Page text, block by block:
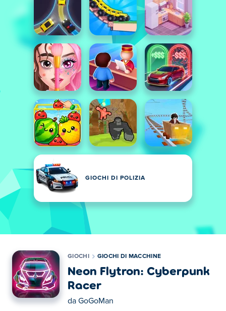
GIOCHI DI POLIZIA
GIOCHI GIOCHI DI MACCHINE
Neon Flytron: Cyberpunk
Racer
da GoGoMan